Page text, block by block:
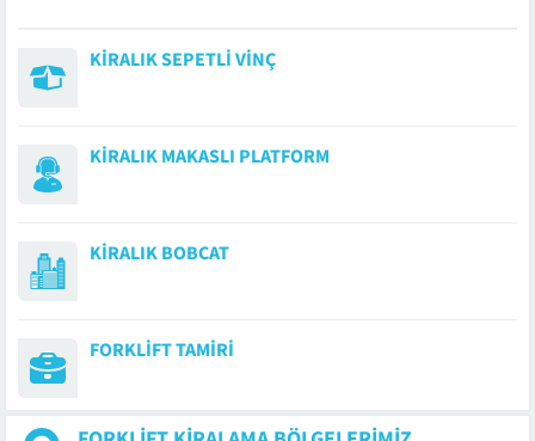
KIRALIK SEPETLI VINÇ
KIRALIK MAKASLI PLATFORM
KIRALIK BOBCAT
FORKLIFT TAMIRI